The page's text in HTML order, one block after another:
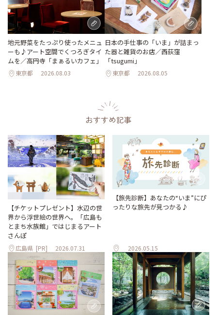
地元野菜をたっぷり使ったメニュ
ーも♪アート空間でくつろぎタイ
ムを／高円寺「まぁるいカフェ」
東京都 2026.08.03
日本の手仕事の「いま」が詰まっ
た器と雑貨のお店／西荻窪
「tsugumi」
東京都 2026.08.05
おすすめ記事
【チケットプレゼント】水辺の世
界から浮世絵の世界へ。「広島も
とまち水族館」ではじまるアート
さんぽ
広島県 [PR] 2026.07.31
【旅先診断】あなたの“いま”にぴ
ったりな旅先が見つかる♪
2026.05.15